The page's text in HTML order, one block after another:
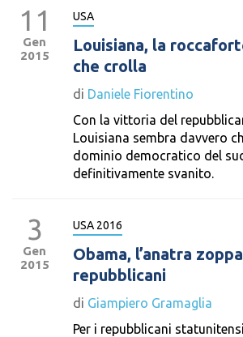
11
Gen
2015
USA
Louisiana, la
che crolla
di Daniele Fiorentino
Con la vittoria del
Louisiana sembra davvero
dominio democratico del
definitivamente svanito.
3
Gen
2015
USA 2016
Obama, l’anatra
repubblicani
di Giampiero Gramaglia
Per i repubblicani